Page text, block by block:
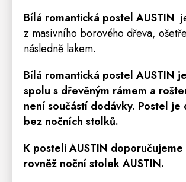
Bílá romantická postel AUSTIN
z masivního borového dřeva,
následně lakem.
Bílá romantická postel AUSTIN
spolu s dřevěným rámem a
není součástí dodávky. Postel je
bez nočních stolků.
K posteli AUSTIN
rovněž noční stolekAUSTIN.